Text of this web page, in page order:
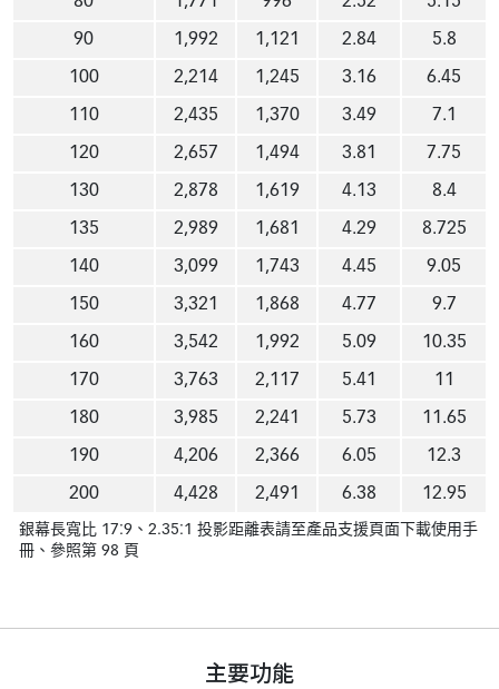
90 1,992 1,121 2.84 5.8
100 2,214 1,245 3.16 6.45
110 2,435 1,370 3.49 7.1
120 2,657 1,494 3.81 7.75
130 2,878 1,619 4.13 8.4
135 2,989 1,681 4.29 8.725
140 3,099 1,743 4.45 9.05
150 3,321 1,868 4.77 9.7
160 3,542 1,992 5.09 10.35
170 3,763 2,117 5.41 11
180 3,985 2,241 5.73 11.65
190 4,206 2,366 6.05 12.3
200 4,428 2,491 6.38 12.95
銀幕長寬比 17:9、2.35:1 投影距離表請至產品支援頁面下載使用手
冊、參照第 98 頁
主要功能